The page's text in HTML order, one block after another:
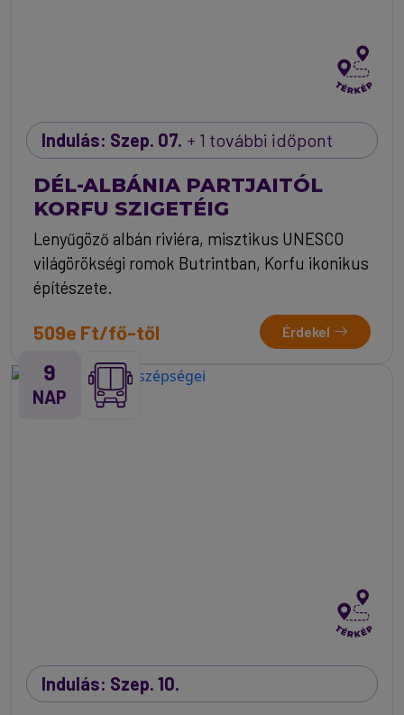
Indulás: Szep. 07. + 1 további időpont
DÉL-ALBÁNIA PARTJAITÓL
KORFU SZIGETÉIG
Lenyűgöző albán riviéra, misztikus UNESCO
világörökségi romok Butrintban, Korfu ikonikus
építészete.
509e Ft/fő-től Érdekel
9
NAP
Indulás: Szep. 10.